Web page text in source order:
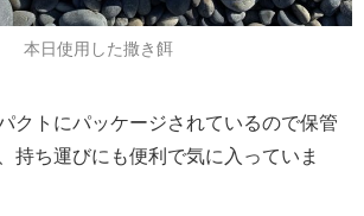
本日使用した撒き餌
クトにパッケージされているので保管
持ち運びにも便利で気に入っていま